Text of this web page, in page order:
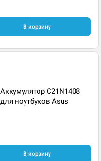
В корзину
Аккумулятор C21N1408
для ноутбуков Asus
В корзину